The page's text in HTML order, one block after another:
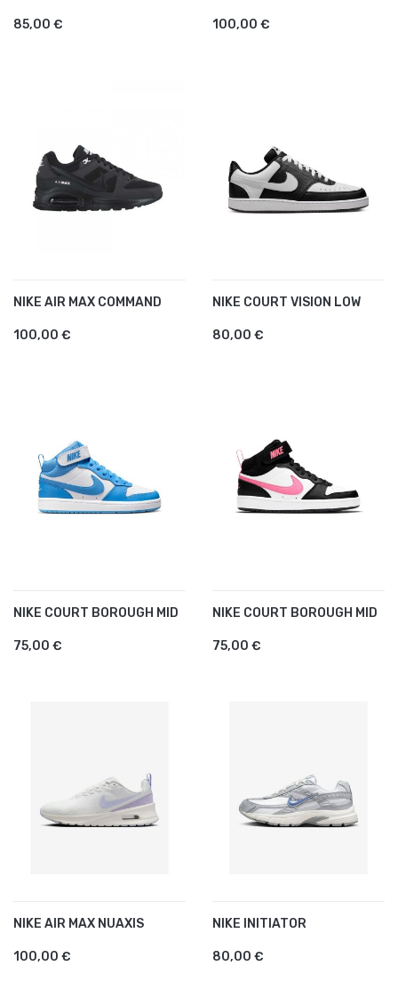
85,00 € 100,00 €
NIKE AIR MAX COMMAND
100,00 €
NIKE COURT VISION LOW
80,00 €
NIKE COURT BOROUGH MID
75,00 €
NIKE COURT BOROUGH MID
75,00 €
NIKE AIR MAX NUAXIS
100,00 €
NIKE INITIATOR
80,00 €